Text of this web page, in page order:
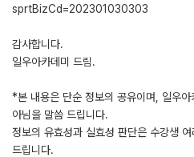
sprtBizCd=202301030303
감사합니다.
일우아카데미 드림.
*본 내용은 단순 정보의 공유이며, 일우아
아님을 말씀 드립니다.
정보의 유효성과 실효성 판단은 수강생
드립니다.